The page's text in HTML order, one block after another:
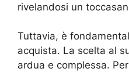
rivelandosi un
Tuttavia, è
acquista. La scelta al
ardua e complessa.